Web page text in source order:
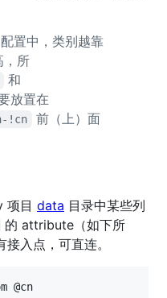
置中，类别越靠
，所
和
放置在
!cn
前（上）面
目 data 目录中某些列
的 attribute（如下所
入点，可直连。
@cn